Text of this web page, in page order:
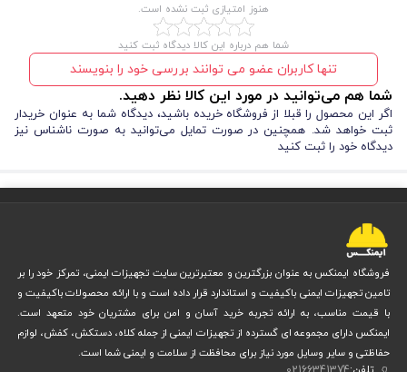
مقاومت و استحکام
فنر فلزی شیلد و هدگیر کلاه ایمنی از جنس مواد فلزی با کیفیت بالا مانند
استیل و آلومینیوم ساخته می ‌شوند. این مواد از مقاومت و استحکام
محافظت کنند.
هنوز امتیازی ثبت نشده است.
شما هم درباره این کالا دیدگاه ثبت کنید
تنها کاربران عضو می توانند بررسی خود را بنویسند
شما هم می‌توانید در مورد این کالا نظر دهید.
اگر این محصول را قبلا از فروشگاه خریده باشید، دیدگاه شما به عنوان خریدار
ثبت خواهد شد. همچنین در صورت تمایل می‌توانید به صورت ناشناس نیز
دیدگاه خود را ثبت کنید
فروشگاه ایمنکس به عنوان بزرگترین و معتبرترین سایت تجهیزات ایمنی، تمرکز خود را بر
تامین تجهیزات ایمنی باکیفیت و استاندارد قرار داده است و با ارائه محصولات باکیفیت و
با قیمت مناسب، به ارائه تجربه خرید آسان و امن برای مشتریان خود متعهد است.
ایمنکس دارای مجموعه ای گسترده از تجهیزات ایمنی از جمله کلاه، دستکش، کفش، لوازم
حفاظتی و سایر وسایل مورد نیاز برای محافظت از سلامت و ایمنی شما است.